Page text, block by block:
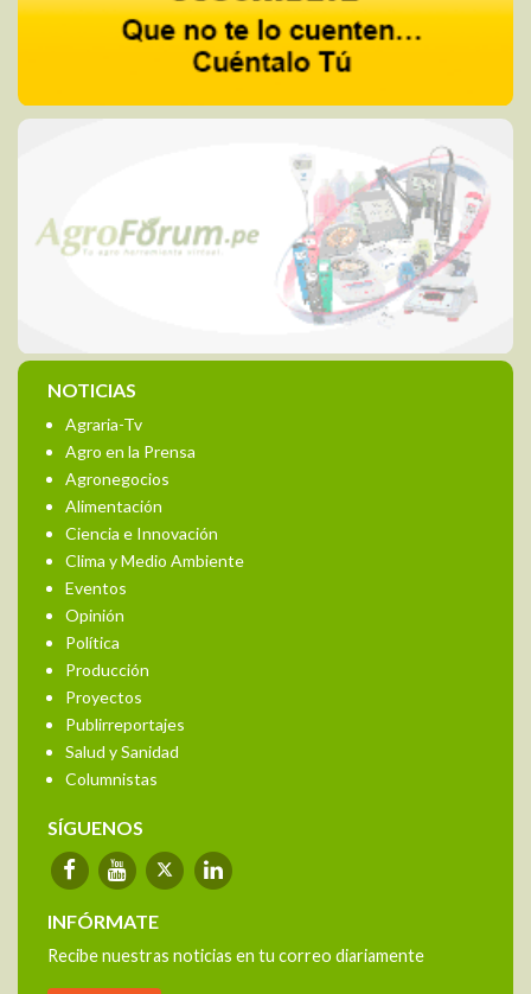
NOTICIAS
Agraria-Tv
Agro en la Prensa
Agronegocios
Alimentación
Ciencia e Innovación
Clima y Medio Ambiente
Eventos
Opinión
Política
Producción
Proyectos
Publirreportajes
Salud y Sanidad
Columnistas
SÍGUENOS
INFÓRMATE
Recibe nuestras noticias en tu correo diariamente